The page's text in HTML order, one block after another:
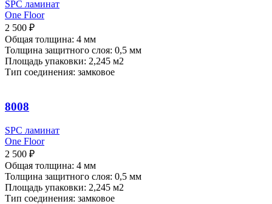
SPC ламинат
One Floor
2 500 ₽
Общая толщина: 4 мм
Толщина защитного слоя: 0,5 мм
Площадь упаковки: 2,245 м2
Тип соединения: замковое
8008
SPC ламинат
One Floor
2 500 ₽
Общая толщина: 4 мм
Толщина защитного слоя: 0,5 мм
Площадь упаковки: 2,245 м2
Тип соединения: замковое